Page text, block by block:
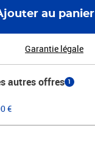
au panier
Garantie légale
autres offres 1
€